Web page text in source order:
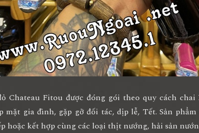
Chateau Fitou được đóng gói theo quy cách
mặt gia đình, gặp gỡ đối tác, dịp lễ, Tết. Sản phẩm
hoặc kết hợp cùng các loại thịt nướng, hải sản